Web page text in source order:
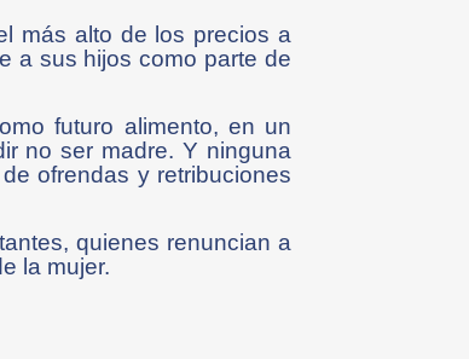
más alto de los precios a
a sus hijos como parte de
futuro alimento, en un
no ser madre. Y ninguna
ofrendas y retribuciones
quienes renuncian a
la mujer.